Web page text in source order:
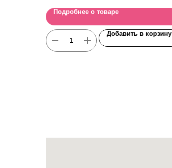
Подробнее о товаре
Добавить в корзину